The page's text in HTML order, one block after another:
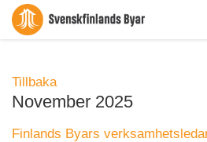
Tillbaka
November 2025
Finlands Byars